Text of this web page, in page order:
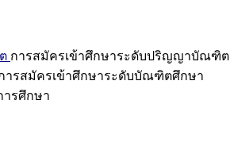
การสมัครเข้าศึกษาระดับปริญญาบัณฑิต
ารสมัครเข้าศึกษาระดับบัณฑิตศึกษา
ารศึกษา